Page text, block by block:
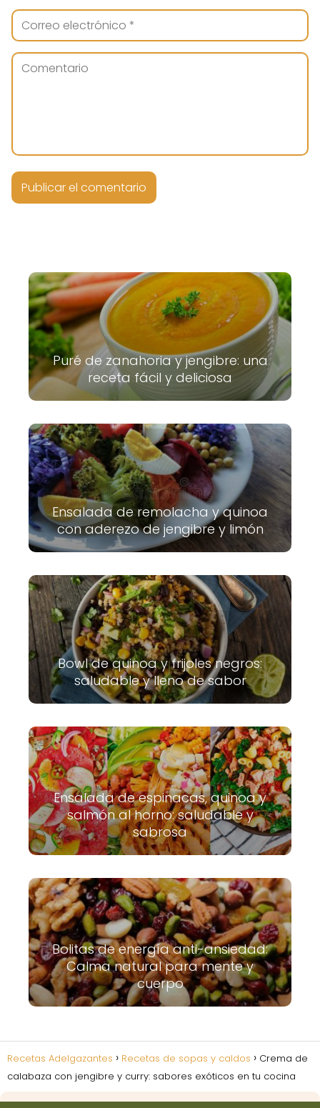
Puré de zanahoria y jengibre: una
receta fácil y deliciosa
Ensalada de remolacha y quinoa
con aderezo de jengibre y limón
Bowl de quinoa y frijoles negros:
saludable y lleno de sabor
Ensalada de espinacas, quinoa y
salmón al horno: saludable y
sabrosa
Bolitas de energía anti-ansiedad:
Calma natural para mente y
cuerpo
Recetas Adelgazantes Recetas de sopas y caldos
Crema de
calabaza con jengibre y curry: sabores exóticos en tu cocina